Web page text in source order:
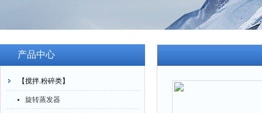
产品中心
【搅拌.粉碎类】
旋转蒸发器